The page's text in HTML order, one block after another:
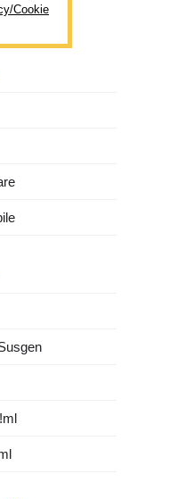
Cookie